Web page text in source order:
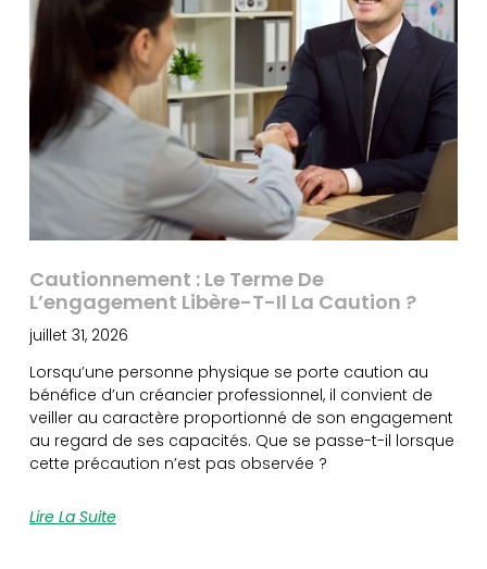
Cautionnement : Le Terme De
L’engagement Libère-T-Il La Caution ?
juillet 31, 2026
Lorsqu’une personne physique se porte caution au
bénéfice d’un créancier professionnel, il convient de
veiller au caractère proportionné de son engagement
au regard de ses capacités. Que se passe-t-il lorsque
cette précaution n’est pas observée ?
Lire La Suite